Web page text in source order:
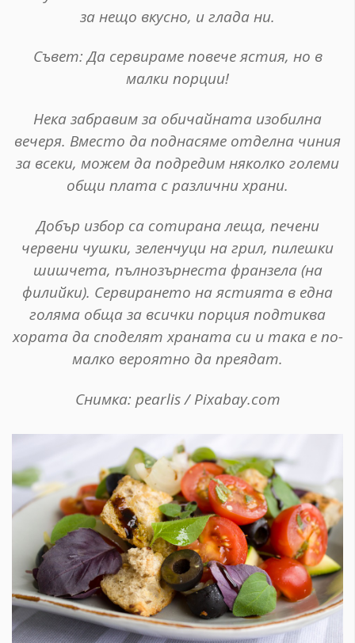
за нещо вкусно, и глада ни.
Съвет: Да сервираме повече ястия, но в
малки порции!
Нека забравим за обичайната изобилна
вечеря. Вместо да поднасяме отделна чиния
за всеки, можем да подредим няколко големи
общи плата с различни храни.
Добър избор са сотирана леща, печени
червени чушки, зеленчуци на грил, пилешки
шишчета, пълнозърнеста франзела (на
филийки). Сервирането на ястията в една
голяма обща за всички порция подтиква
хората да споделят храната си и така е по-
малко вероятно да преядат.
Снимка: pearlis / Pixabay.com